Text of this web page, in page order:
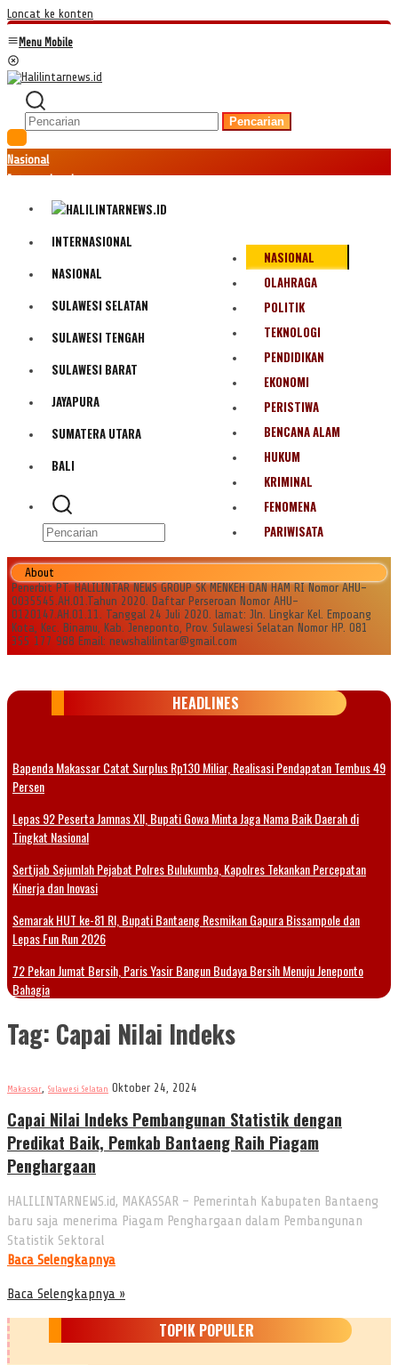
Loncat ke konten
Menu Mobile
Pencarian
Nasional
Internasional
Politik
Olahraga
Bencana Alam
INTERNASIONAL
NASIONAL
SULAWESI SELATAN
SULAWESI TENGAH
SULAWESI BARAT
JAYAPURA
SUMATERA UTARA
BALI
NASIONAL
OLAHRAGA
POLITIK
TEKNOLOGI
PENDIDIKAN
EKONOMI
PERISTIWA
BENCANA ALAM
HUKUM
KRIMINAL
FENOMENA
PARIWISATA
About
Penerbit PT. HALILINTAR NEWS GROUP SK MENKEH DAN HAM RI Nomor AHU-
0035545.AH.01.Tahun 2020. Daftar Perseroan Nomor AHU-
0120147.AH.01.11. Tanggal 24 Juli 2020. lamat: Jln. Lingkar Kel. Empoang
Kota, Kec. Binamu, Kab. Jeneponto, Prov. Sulawesi Selatan Nomor HP. 081
355 177 988 Email: newshalilintar@gmail.com
HEADLINES
Bapenda Makassar Catat Surplus Rp130 Miliar, Realisasi Pendapatan Tembus 49
Persen
Lepas 92 Peserta Jamnas XII, Bupati Gowa Minta Jaga Nama Baik Daerah di
Tingkat Nasional
Sertijab Sejumlah Pejabat Polres Bulukumba, Kapolres Tekankan Percepatan
Kinerja dan Inovasi
Semarak HUT ke-81 RI, Bupati Bantaeng Resmikan Gapura Bissampole dan
Lepas Fun Run 2026
72 Pekan Jumat Bersih, Paris Yasir Bangun Budaya Bersih Menuju Jeneponto
Bahagia
Tag: Capai Nilai Indeks
Makassar, Sulawesi Selatan Oktober 24, 2024
Capai Nilai Indeks Pembangunan Statistik dengan
Predikat Baik, Pemkab Bantaeng Raih Piagam
Penghargaan
HALILINTARNEWS.id, MAKASSAR – Pemerintah Kabupaten Bantaeng
baru saja menerima Piagam Penghargaan dalam Pembangunan
Statistik Sektoral
Baca Selengkapnya
Baca Selengkapnya »
TOPIK POPULER